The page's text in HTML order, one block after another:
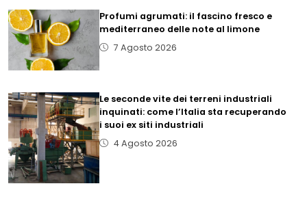
Profumi agrumati: il fascino fresco e
mediterraneo delle note al limone
7 Agosto 2026
Le seconde vite dei terreni industriali
inquinati: come l’Italia sta recuperando
i suoi ex siti industriali
4 Agosto 2026